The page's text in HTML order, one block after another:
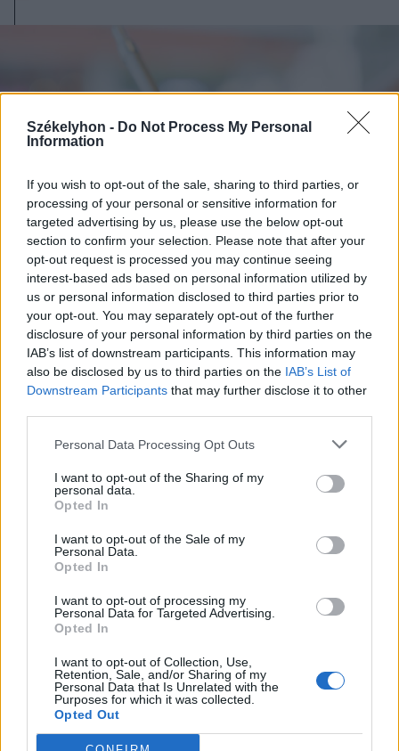
Székelyhon - Do Not Process My Personal
Information
If you wish to opt-out of the sale, sharing to third parties, or
processing of your personal or sensitive information for
targeted advertising by us, please use the below opt-out
section to confirm your selection. Please note that after your
opt-out request is processed you may continue seeing
interest-based ads based on personal information utilized by
us or personal information disclosed to third parties prior to
your opt-out. You may separately opt-out of the further
disclosure of your personal information by third parties on the
IAB’s list of downstream participants. This information may
also be disclosed by us to third parties on the IAB’s List of
Downstream Participants that may further disclose it to other
Personal Data Processing Opt Outs
I want to opt-out of the Sharing of my
personal data.
Opted In
I want to opt-out of the Sale of my
Personal Data.
Opted In
I want to opt-out of processing my
Personal Data for Targeted Advertising.
Opted In
I want to opt-out of Collection, Use,
Retention, Sale, and/or Sharing of my
Personal Data that Is Unrelated with the
Purposes for which it was collected.
Opted Out
2026. augusztus 07., péntek
Románul is helyt kell állni a hétfőn
kezdődő írásbeliken – így
készülhetnek a pótérettségizők